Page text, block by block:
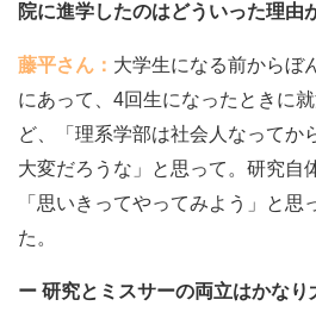
院に進学したのはどういった理由
藤平さん： 大学生になる前からぼ
にあって、4回生になったときに
ど、「理系学部は社会人なってか
大変だろうな」と思って。研究自
「思いきってやってみよう」と思
た。
ー 研究とミスサーの両立はかな